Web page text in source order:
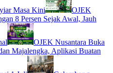
Masa Kini
OJEK
8 Persen Sejak Awal, Jauh
OJEK Nusantara Buka
Majalengka, Aplikasi Buatan